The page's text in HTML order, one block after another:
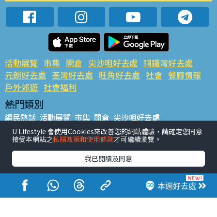
本週好去處
活動展覽 市集 開倉 尖沙咀好去處 銅鑼灣好去處
元朗好去處 荃灣好去處 旺角好去處 社會 餐廳情報
戶外郊遊 社會福利
熱門類別
網民熱話 活動展覽 市集 開倉 尖沙咀好去處
銅鑼灣好去處 元朗好去處 荃灣好去處 旺角好去處 社會
餐廳情報 戶外郊遊
熱門標籤
#UGO搵好去處 #人氣活動推介 #美食社群熱話
#親子玩樂好去處
#ULifestyle應用程式
#限時搶
#UJetso禮物放送
#ULifestyle商戶中心 #著數 #網絡熱話
U Lifestyle 會使用Cookies來改善您的網站體驗，請確定您同意
接受本網站之私隱政策和使用條款才可繼續瀏覽。
我已閱讀及同意